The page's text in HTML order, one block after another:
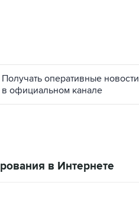
Получать оперативные новости
в официальном канале
в Интернете